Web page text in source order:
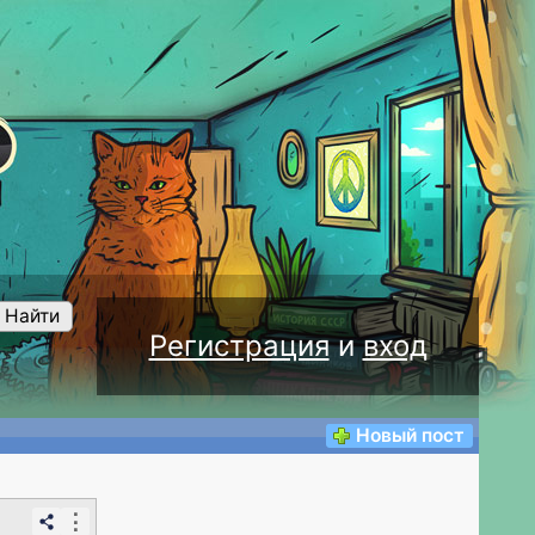
Регистрацияивход
Найти
Новый пост
⋮